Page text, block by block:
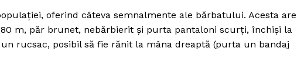
oferind câteva semnalmente ale bărbatului. Acesta are
m, păr brunet, nebărbierit şi purta pantaloni scurţi, închişi la
rucsac, posibil să fie rănit la mâna dreaptă (purta un bandaj